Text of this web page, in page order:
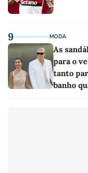
9 MODA
As
para o
tanto
banho